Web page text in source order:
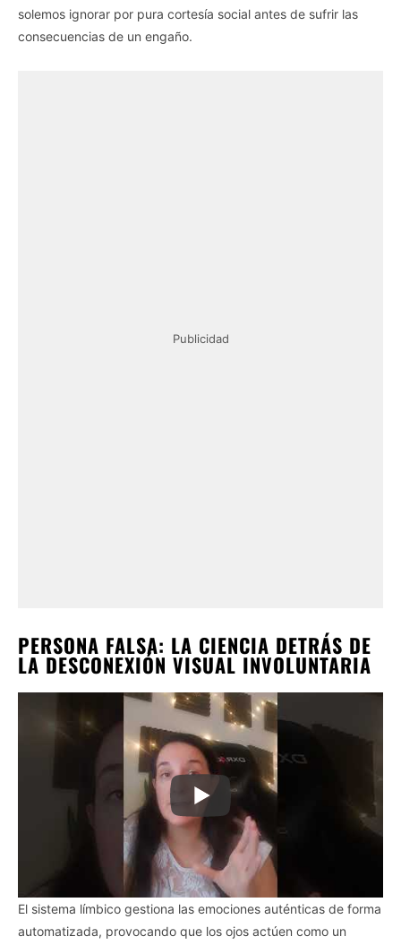
solemos ignorar por pura cortesía social antes de sufrir las
consecuencias de un engaño.
Publicidad
PERSONA FALSA: LA CIENCIA DETRÁS DE
LA DESCONEXIÓN VISUAL INVOLUNTARIA
El sistema límbico gestiona las emociones auténticas de forma
automatizada, provocando que los ojos actúen como un